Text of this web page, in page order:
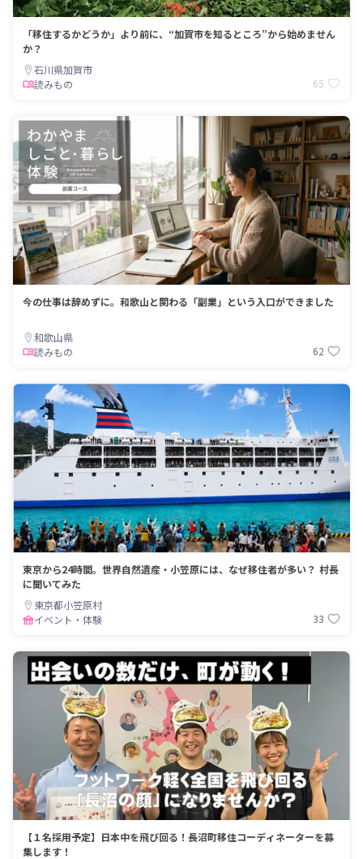
「移住するかどうか」より前に、“加賀市を知るところ”から始めません
か？
石川県加賀市
読みもの
65
今の仕事は辞めずに。和歌山と関わる「副業」という入口ができました
和歌山県
読みもの
62
東京から24時間。世界自然遺産・小笠原には、なぜ移住者が多い？ 村長
に聞いてみた
東京都小笠原村
イベント・体験
33
【１名採用予定】日本中を飛び回る！長沼町移住コーディネーターを募
集します！